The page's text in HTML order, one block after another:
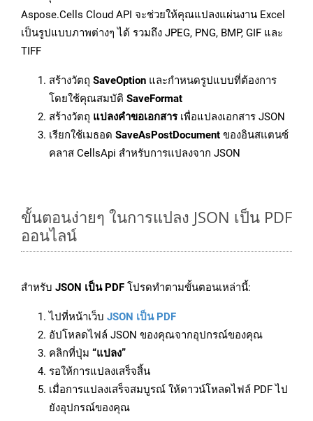
Aspose.Cells Cloud API จะช่วยให้คุณแปลงแผ่นงาน Excel
เป็นรูปแบบภาพต่างๆ ได้ รวมถึง JPEG, PNG, BMP, GIF และ
TIFF
สร้างวัตถุ SaveOption และกำหนดรูปแบบที่ต้องการ
โดยใช้คุณสมบัติ SaveFormat
สร้างวัตถุ แปลงคำขอเอกสารเพื่อแปลงเอกสาร JSON
เรียกใช้เมธอด SaveAsPostDocument ของอินสแตนซ์
คลาส CellsApi สำหรับการแปลงจาก JSON
ขั้นตอนง่ายๆ ในการแปลง JSON เป็น PDF
ออนไลน์
สำหรับ JSON เป็น PDF โปรดทำตามขั้นตอนเหล่านี้:
ไปที่หน้าเว็บ JSON เป็น PDF
อัปโหลดไฟล์ JSON ของคุณจากอุปกรณ์ของคุณ
คลิกที่ปุ่ม “แปลง”
รอให้การแปลงเสร็จสิ้น
เมื่อการแปลงเสร็จสมบูรณ์ ให้ดาวน์โหลดไฟล์ PDF ไป
ยังอุปกรณ์ของคุณ